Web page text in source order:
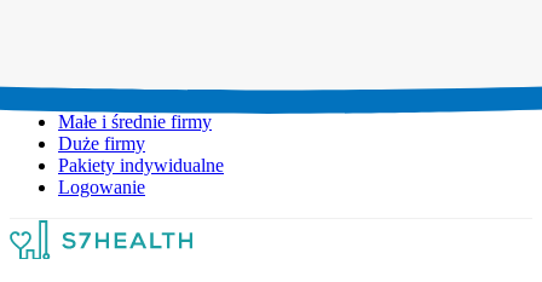
Małe i średnie firmy
Duże firmy
Pakiety indywidualne
Logowanie